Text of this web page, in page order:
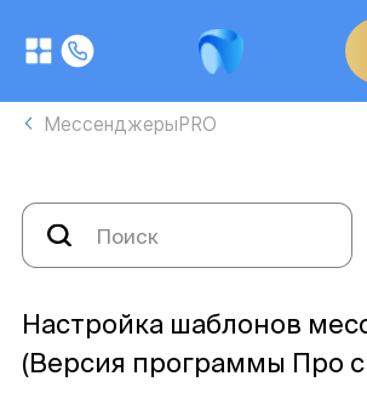
МессенджерыPRO
Настройка шаблонов
(Версия программы Про с